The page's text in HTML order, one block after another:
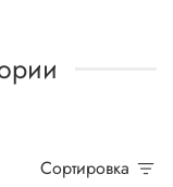
Сортировка